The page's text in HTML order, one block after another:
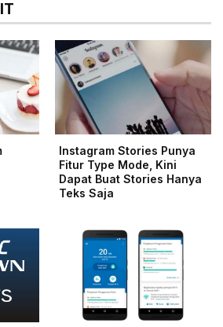
Instagram Stories Punya
Fitur Type Mode, Kini
Dapat Buat Stories Hanya
Teks Saja